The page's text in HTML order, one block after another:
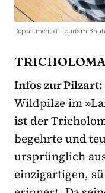
Department of Tourism
Infos zur Pilzart:
Wildpilze im
ist der
begehrte und
ursprünglich
einzigartigen,